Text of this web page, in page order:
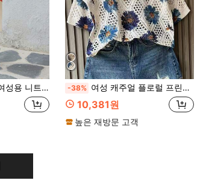
리스트 & 패셔너블, 봄 & 가을에 적합 -38% 여성 캐주얼 플로럴 프린트 할로우 아웃 니트 탑스 휴가 여름 휴가용
10,381원
높은 재방문 고객